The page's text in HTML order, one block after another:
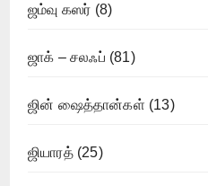
ஜம்வு கஸர் (8)
ஜாக் – சலஃப் (81)
ஜின் ஷைத்தான்கள் (13)
ஜியாரத்(25)